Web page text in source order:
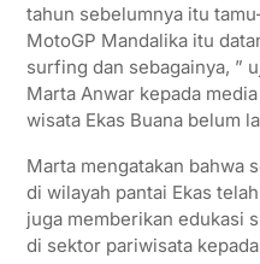
tahun sebelumnya itu
MotoGP Mandalika itu
surfing dan sebagainya, ”
Marta Anwar kepada
wisata Ekas Buana belum
Marta mengatakan bahwa
di wilayah pantai Ekas
juga memberikan edukasi
di sektor pariwisata